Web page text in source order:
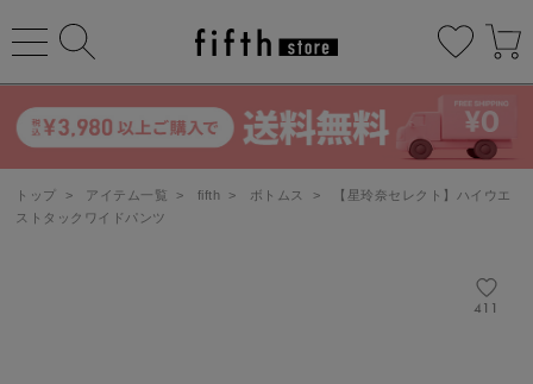
トップ > アイテム一覧 > fifth > ボトムス >
【星玲奈セレクト】ハイウエ
ストタックワイドパンツ
411